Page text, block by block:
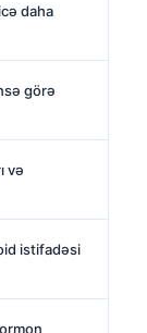
daha
görə
və
istifadəsi